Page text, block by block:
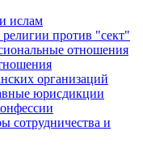
ислам
против "сект"
отношения
организаций
юрисдикции
сотрудничества и